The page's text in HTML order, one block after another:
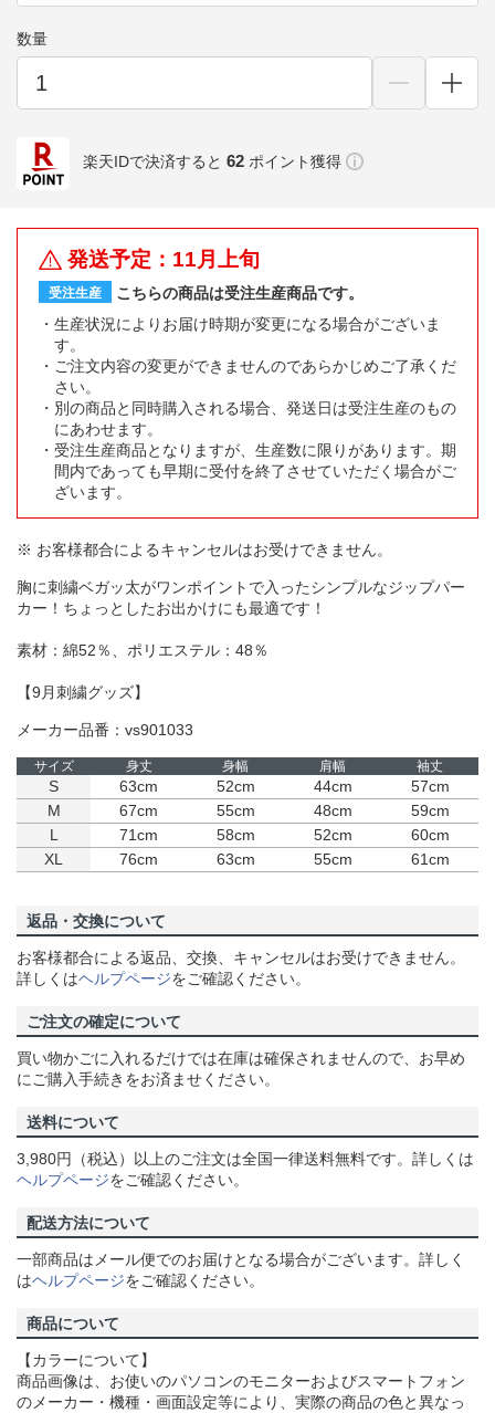
数量
楽天IDで決済すると 62 ポイント獲得
発送予定：11月上旬
受注生産
こちらの商品は受注生産商品です。
生産状況によりお届け時期が変更になる場合がございま
す。
ご注文内容の変更ができませんのであらかじめご了承くだ
さい。
別の商品と同時購入される場合、発送日は受注生産のもの
にあわせます。
受注生産商品となりますが、生産数に限りがあります。期
間内であっても早期に受付を終了させていただく場合がご
ざいます。
※ お客様都合によるキャンセルはお受けできません。
胸に刺繍ベガッ太がワンポイントで入ったシンプルなジップパー
カー！ちょっとしたお出かけにも最適です！
素材：綿52％、ポリエステル：48％
【9月刺繍グッズ】
メーカー品番：vs901033
サイズ 身丈 身幅 肩幅 袖丈
S 63cm 52cm 44cm
57cm
M
67cm 55cm 48cm
59cm
L
71cm 58cm 52cm
60cm
XL
76cm 63cm 55cm 61cm
返品・交換について
お客様都合による返品、交換、キャンセルはお受けできません。
詳しくはヘルプページをご確認ください。
ご注文の確定について
買い物かごに入れるだけでは在庫は確保されませんので、お早め
にご購入手続きをお済ませください。
送料について
3,980円（税込）以上のご注文は全国一律送料無料です。詳しくは
ヘルプページをご確認ください。
配送方法について
一部商品はメール便でのお届けとなる場合がございます。詳しく
はヘルプページをご確認ください。
商品について
【カラーについて】
商品画像は、お使いのパソコンのモニターおよびスマートフォン
のメーカー・機種・画面設定等により、実際の商品の色と異なっ